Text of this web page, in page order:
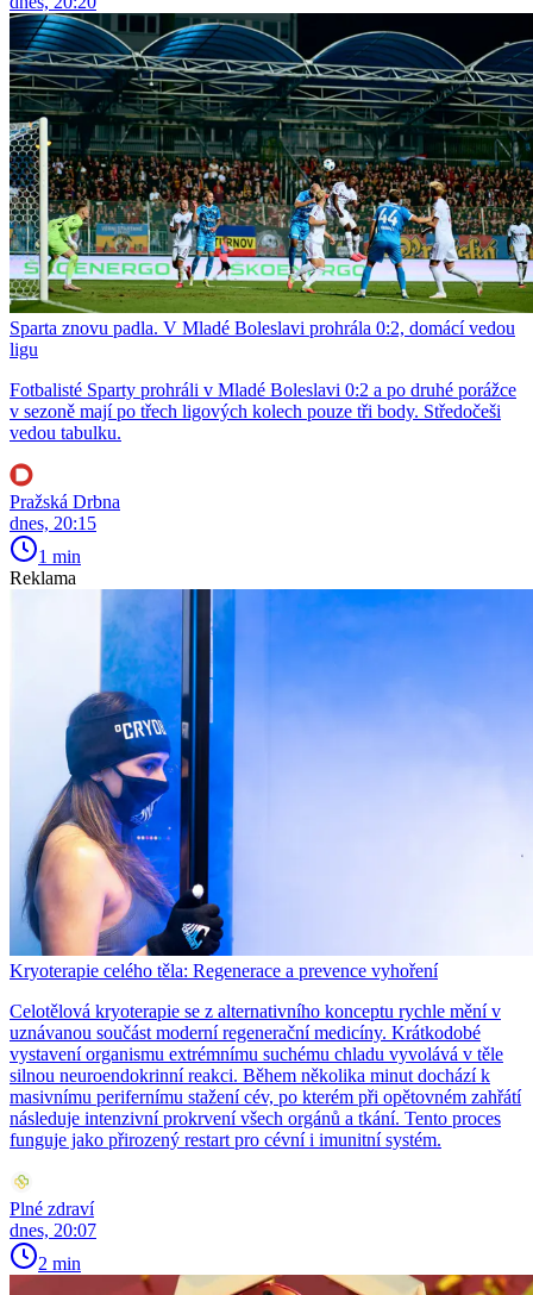
Sparta znovu padla. V Mladé Boleslavi prohrála 0:2, domácí vedou
ligu
Fotbalisté Sparty prohráli v Mladé Boleslavi 0:2 a po druhé porážce
v sezoně mají po třech ligových kolech pouze tři body. Středočeši
vedou tabulku.
Pražská Drbna
dnes, 20:15
1 min
Reklama
Kryoterapie celého těla: Regenerace a prevence vyhoření
Celotělová kryoterapie se z alternativního konceptu rychle mění v
uznávanou součást moderní regenerační medicíny. Krátkodobé
vystavení organismu extrémnímu suchému chladu vyvolává v těle
silnou neuroendokrinní reakci. Během několika minut dochází k
masivnímu perifernímu stažení cév, po kterém při opětovném zahřátí
následuje intenzivní prokrvení všech orgánů a tkání. Tento proces
funguje jako přirozený restart pro cévní i imunitní systém.
Plné zdraví
dnes, 20:07
2 min